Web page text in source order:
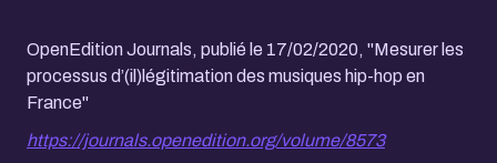
OpenEdition Journals, publié le 17/02/2020, "Mesurer les
processus d’(il)légitimation des musiques hip-hop en
France"
https://journals.openedition.org/volume/8573